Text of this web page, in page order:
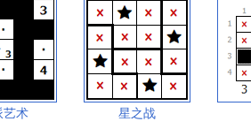
艺术 星之战